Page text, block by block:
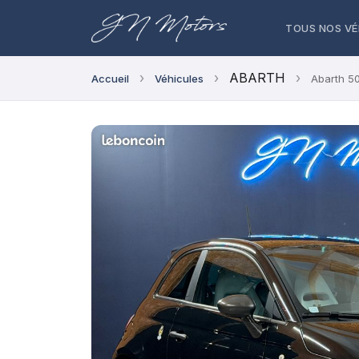
TOUS NOS
Accueil › Véhicules › ABARTH › Abarth